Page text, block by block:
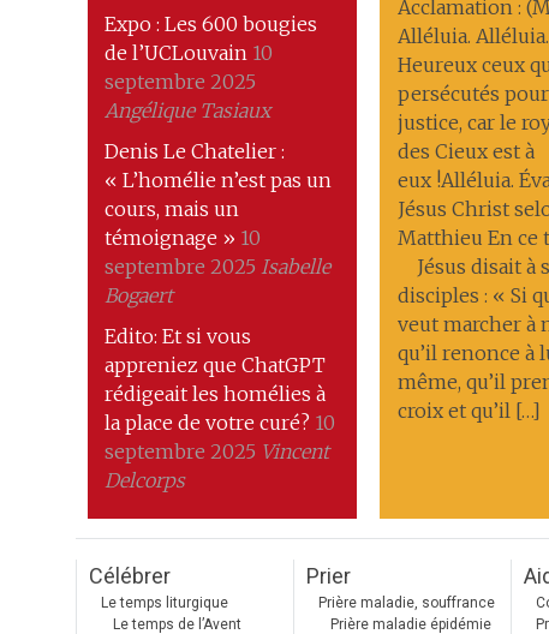
Expo : Les 600 bougies
de l’UCLouvain 10
septembre 2025
Angélique Tasiaux
Denis Le Chatelier :
« L’homélie n’est pas un
cours, mais un
témoignage » 10
septembre 2025 Isabelle
Bogaert
Edito: Et si vous
appreniez que ChatGPT
rédigeait les homélies à
la place de votre curé? 10
septembre 2025 Vincent
Delcorps
Acclamation :
Alléluia. Alléluia.
Heureux ceux
persécutés
justice, car le
des Cieux est à
eux !Alléluia.
Jésus Christ
Matthieu En ce
Jésus disait à
disciples : « Si
veut marcher à
qu’il renonce à
même, qu’il
croix et qu’il […]
Célébrer
Le temps liturgique
Le temps de l’Avent
Prier
Prière maladie, souffrance
Prière maladie épidémie